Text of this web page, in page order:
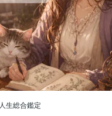
人生総合鑑定